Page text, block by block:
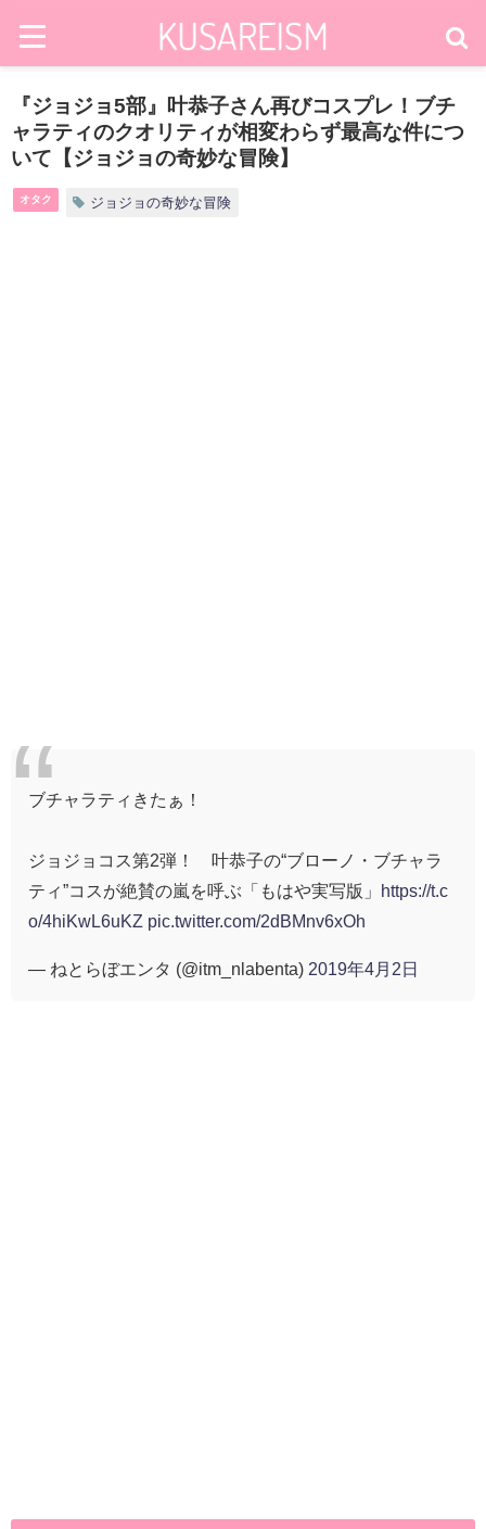
『ジョジョ5部』叶恭子さん再びコスプレ！ブチ
ャラティのクオリティが相変わらず最高な件につ
いて【ジョジョの奇妙な冒険】
オタク ジョジョの奇妙な冒険
ブチャラティきたぁ！
ジョジョコス第2弾！ 叶恭子の“ブローノ・ブチャラ
ティ”コスが絶賛の嵐を呼ぶ「もはや実写版」
https://t.c
o/4hiKwL6uKZ pic.twitter.com/2dBMnv6xOh
— ねとらぼエンタ (@itm_nlabenta) 2019年4月2日